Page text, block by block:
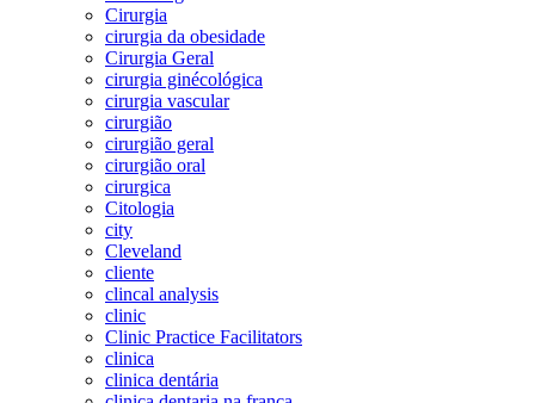
Cirurgia
cirurgia da obesidade
Cirurgia Geral
cirurgia ginécológica
cirurgia vascular
cirurgião
cirurgião geral
cirurgião oral
cirurgica
Citologia
city
Cleveland
cliente
clincal analysis
clinic
Clinic Practice Facilitators
clinica
clinica dentária